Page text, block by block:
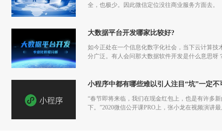
全，也极少。因此微信定位没往商业服务方面去。
大数据平台开发哪家比较好?
如今正处在一个信息化数字化社会，当下云计算
分广泛。有人会问那大数据软件开发是什么意思呀
小程序中都有哪些难以引人注目“坑”一定不
“春节即将来临，我们在现金红包上，也是有许多
下。”2020微信公开课PRO上，张小龙在视频演讲